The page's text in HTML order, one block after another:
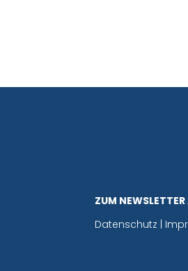
ZUM
Datenschutz